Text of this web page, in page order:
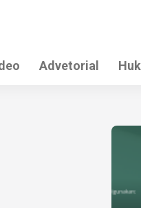
Advetorial